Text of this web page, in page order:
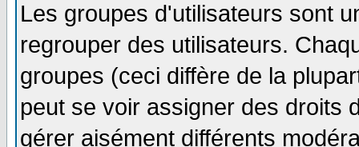
Les groupes d'utilisateurs sont
regrouper des utilisateurs.
groupes (ceci diffère de la
peut se voir assigner des droits
gérer aisément différents